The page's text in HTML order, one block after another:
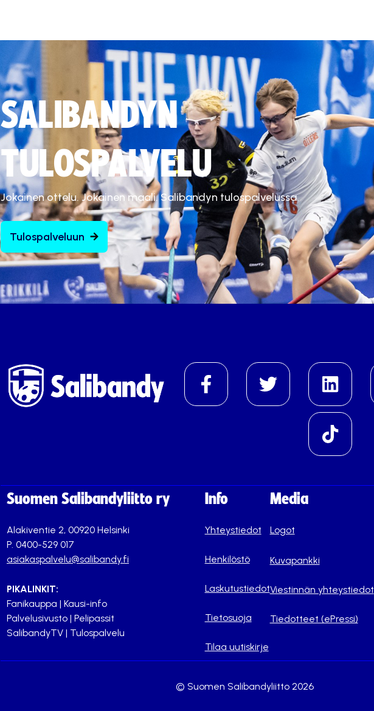
SALIBANDYN
TULOSPALVELU
Jokainen ottelu. Jokainen maali. Salibandyn tulospalvelussa.
Tulospalveluun
Suomen Salibandyliitto ry
Alakiventie 2, 00920 Helsinki
P. 0400-529 017
asiakaspalvelu@salibandy.fi
PIKALINKIT:
Fanikauppa | Kausi-info
Palvelusivusto | Pelipassit
SalibandyTV | Tulospalvelu
Info
Yhteystiedot
Henkilöstö
Laskutustiedot
Tietosuoja
Tilaa uutiskirje
Media
Logot
Kuvapankki
Viestinnän yhteystiedot
Tiedotteet (ePressi)
© Suomen Salibandyliitto 2026